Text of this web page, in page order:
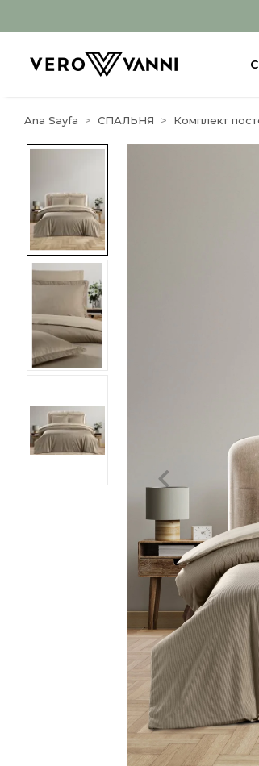
Ana Sayfa СПАЛЬНЯ Комплект